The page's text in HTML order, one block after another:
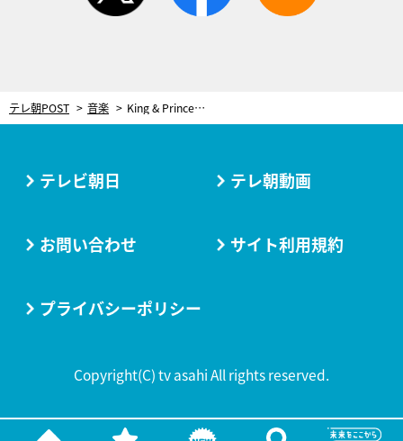
テレ朝POST 音楽 King & Prince、5人体制で最後のMステ出演！「しっかり目に焼き付けてほしい」
テレビ朝日 テレ朝動画
お問い合わせ サイト利用規約
プライバシーポリシー
Copyright(C) tv asahi All rights reserved.